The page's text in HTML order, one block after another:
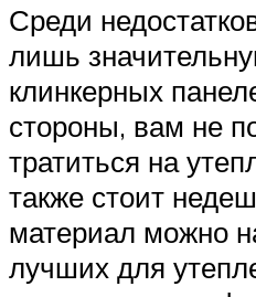
Среди
лишь
клинкерных
стороны, вам не
тратиться на
также стоит
материал можно
лучших для